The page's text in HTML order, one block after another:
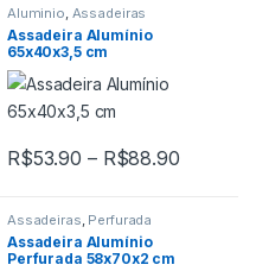
preço: R$52.99 através
As opções podem ser
Aluminio, Assadeiras
Assadeira Alumínio
65x40x3,5 cm
R$53.90 – R$88.90Faixa
Este produto tem várias
Assadeiras, Perfurada
Assadeira Alumínio
Perfurada 58x70x2 cm